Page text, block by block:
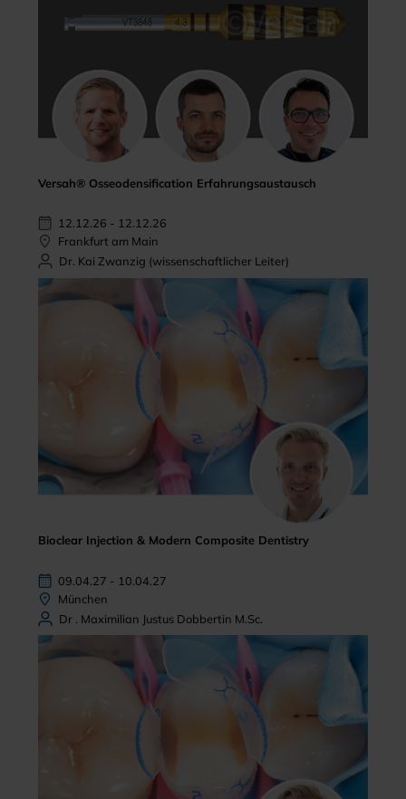
Versah® Osseodensification Erfahrungsaustausch
12.12.26 - 12.12.26
Frankfurt am Main
Dr. Kai Zwanzig (wissenschaftlicher Leiter)
Bioclear Injection & Modern Composite Dentistry
09.04.27 - 10.04.27
München
Dr . Maximilian Justus Dobbertin M.Sc.